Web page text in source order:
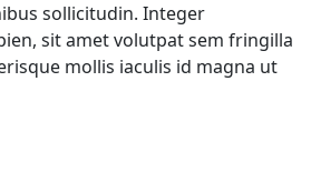
sollicitudin. Integer
sit amet volutpat sem fringilla
mollis iaculis id magna ut